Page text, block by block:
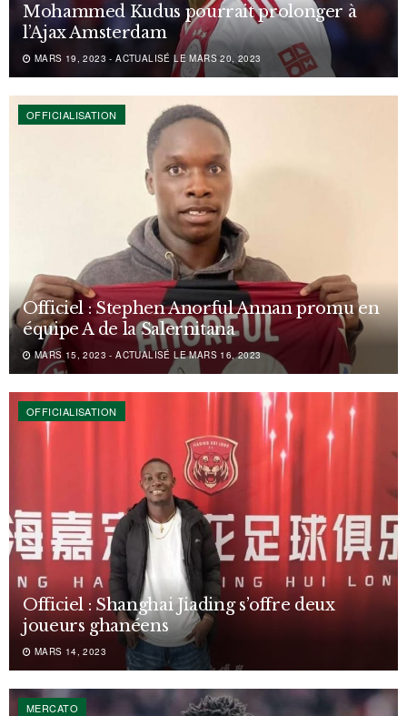
Mohammed Kudus pourrait prolonger à
l’Ajax Amsterdam
MARS 19, 2023 - ACTUALISÉ LE MARS 20, 2023
OFFICIALISATION
Officiel : Stephen Anorful Annan promu en
équipe A de la Salernitana
MARS 15, 2023 - ACTUALISÉ LE MARS 16, 2023
OFFICIALISATION
Officiel : Shanghai Jiading s’offre deux
joueurs ghanéens
MARS 14, 2023
MERCATO